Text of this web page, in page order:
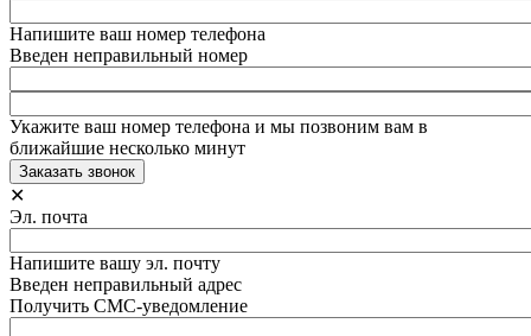
Напишите ваш номер телефона
Введен неправильный номер
Укажите ваш номер телефона и мы позвоним вам в
ближайшие несколько минут
✕
Эл. почта
Напишите вашу эл. почту
Введен неправильный адрес
Получить СМС-уведомление